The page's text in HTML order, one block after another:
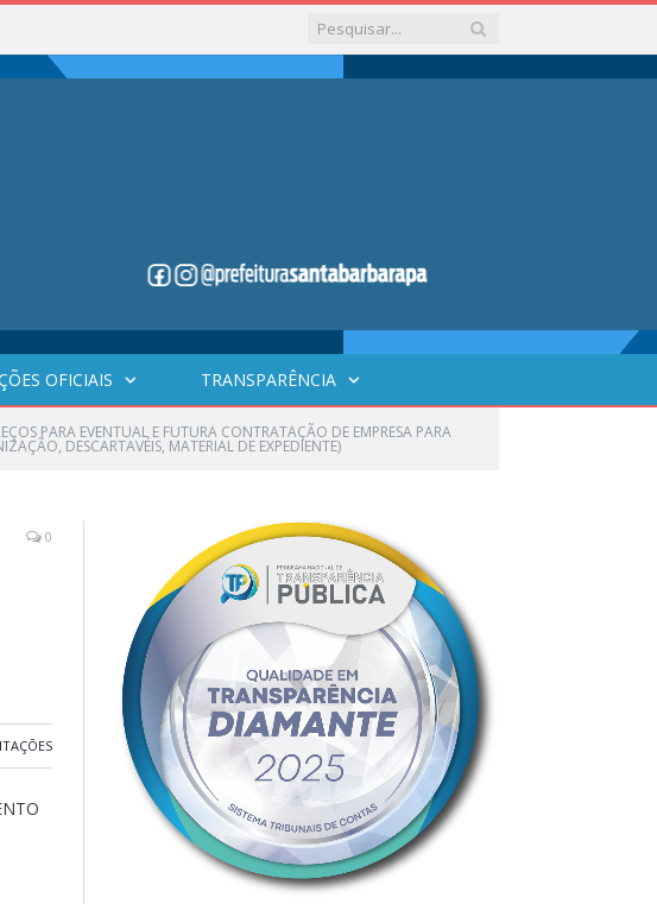
OFICIAIS TRANSPARÊNCIA
PARA EVENTUAL E FUTURA CONTRATAÇÃO DE EMPRESA PARA
DESCARTAVÉIS, MATERIAL DE EXPEDIENTE)
0